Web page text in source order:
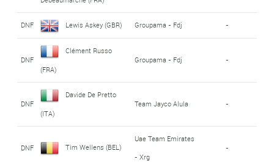
DNF Lewis Askey (GBR) Groupama - Fdj -
DNF
Clément Russo
(FRA)
Groupama - Fdj -
DNF
Davide De Pretto
(ITA)
Team Jayco Alula -
DNF Tim Wellens (BEL)
Uae Team Emirates
- Xrg
-